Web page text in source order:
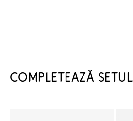
COMPLETEAZĂ SETUL